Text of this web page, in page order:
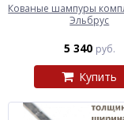
Кованые шампуры
Эльбрус
5 340 руб.
Купить